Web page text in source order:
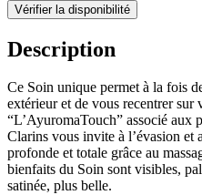
Vérifier la disponibilité
Description
Ce Soin unique permet à la fois
extérieur et de vous recentrer sur
“L’AyuromaTouch” associé aux
Clarins vous invite à l’évasion et
profonde et totale grâce au
bienfaits du Soin sont visibles,
satinée, plus belle.